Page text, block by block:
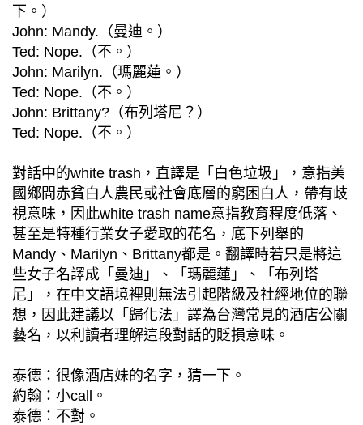
下。）
John: Mandy.（曼迪。）
Ted: Nope.（不。）
John: Marilyn.（瑪麗蓮。）
Ted: Nope.（不。）
John: Brittany?（布列塔尼？）
Ted: Nope.（不。）
對話中的white trash，直譯是「白色垃圾」，意指美
國鄉間赤貧白人農民或社會底層的窮困白人，帶有歧
視意味，因此white trash name意指教育程度低落、
甚至是特種行業女子愛取的花名，底下列舉的
Mandy、Marilyn、Brittany都是。翻譯時若只是將這
些女子名譯成「曼迪」、「瑪麗蓮」、「布列塔
尼」，在中文語境裡則無法引起階級及社經地位的聯
想，因此建議以「歸化法」譯為台灣常見的酒店公關
藝名，以利讀者理解這段對話的貶損意味。
泰德：很像酒店妹的名字，猜一下。
約翰：小call。
泰德：不對。